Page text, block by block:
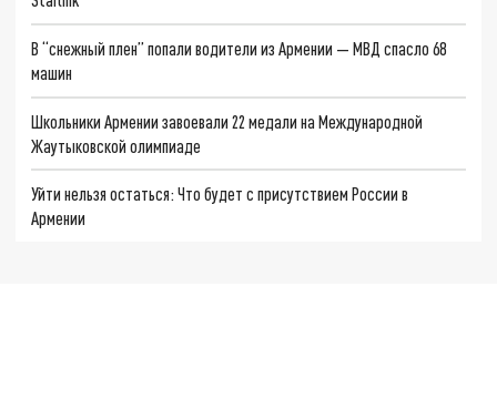
В “снежный плен” попали водители из Армении — МВД спасло 68
машин
Школьники Армении завоевали 22 медали на Международной
Жаутыковской олимпиаде
Уйти нельзя остаться: Что будет с присутствием России в
Армении